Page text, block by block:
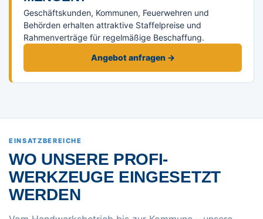
Geschäftskunden, Kommunen, Feuerwehren und
Behörden erhalten attraktive Staffelpreise und
Rahmenverträge für regelmäßige Beschaffung.
Angebot anfragen →
EINSATZBEREICHE
WO UNSERE PROFI-
WERKZEUGE EINGESETZT
WERDEN